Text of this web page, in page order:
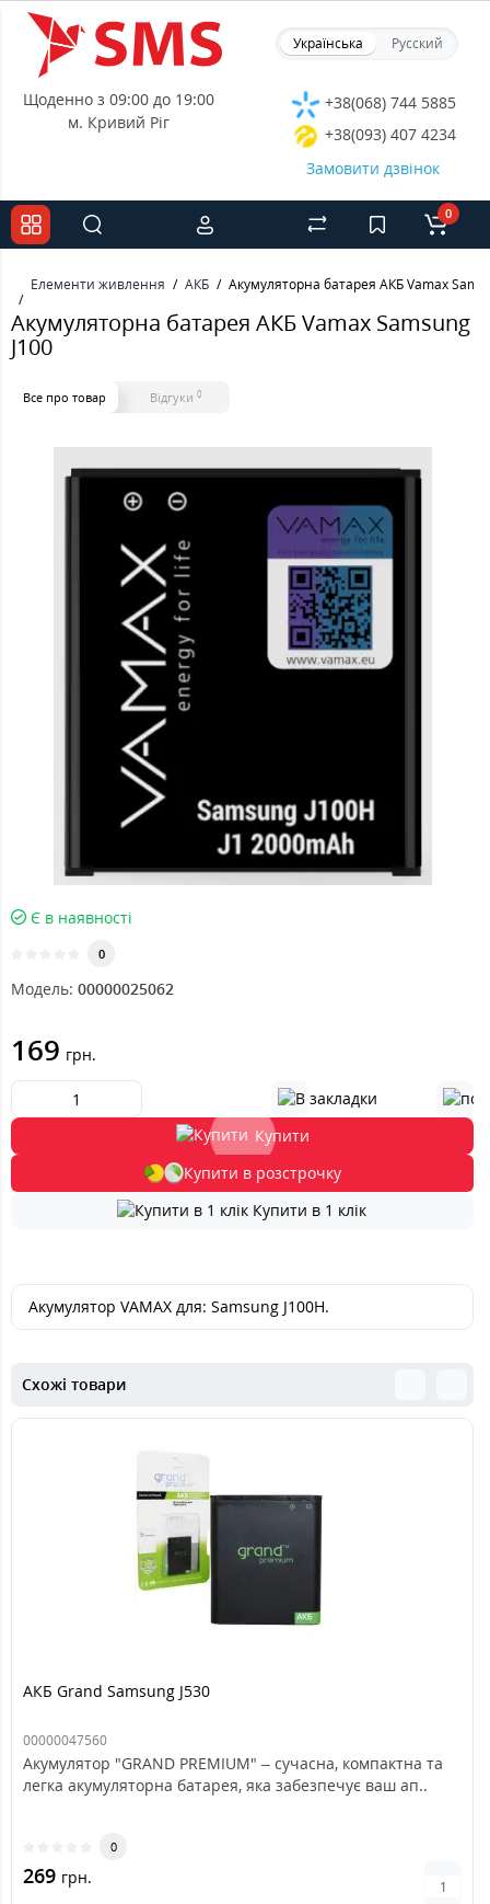
Українська Русский
Щоденно з 09:00 до 19:00
м. Кривий Ріг
+38(068) 744 5885
+38(093) 407 4234
Замовити дзвінок
0
Елементи живлення АКБ Акумуляторна батарея АКБ Vamax
Акумуляторна батарея АКБ Vamax Samsung
J100
Все про товар Відгуки 0
Є в наявності
0
Модель: 00000025062
169 грн.
Купити
Купити в розстрочку
Купити в 1 клік
Акумулятор VAMAX для: Samsung J100H.
Схожі товари
АКБ Grand Samsung J530
00000047560
Акумулятор "GRAND PREMIUM" – сучасна, компактна та
легка акумуляторна батарея, яка забезпечує ваш ап..
0
269 грн.